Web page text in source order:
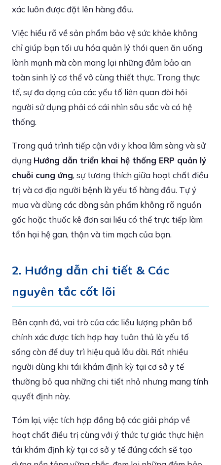
xác luôn được đặt lên hàng đầu.
Việc hiểu rõ về sản phẩm bảo vệ sức khỏe không
chỉ giúp bạn tối ưu hóa quản lý thói quen ăn uống
lành mạnh mà còn mang lại những đảm bảo an
toàn sinh lý cơ thể vô cùng thiết thực. Trong thực
tế, sự đa dạng của các yếu tố liên quan đòi hỏi
người sử dụng phải có cái nhìn sâu sắc và có hệ
thống.
Trong quá trình tiếp cận với y khoa lâm sàng và sử
dụng Hướng dẫn triển khai hệ thống ERP quản lý
chuỗi cung ứng, sự tương thích giữa hoạt chất điều
trị và cơ địa người bệnh là yếu tố hàng đầu. Tự ý
mua và dùng các dòng sản phẩm không rõ nguồn
gốc hoặc thuốc kê đơn sai liều có thể trực tiếp làm
tổn hại hệ gan, thận và tim mạch của bạn.
2. Hướng dẫn chi tiết & Các
nguyên tắc cốt lõi
Bên cạnh đó, vai trò của các liều lượng phân bổ
chính xác được tích hợp hay tuân thủ là yếu tố
sống còn để duy trì hiệu quả lâu dài. Rất nhiều
người dùng khi tái khám định kỳ tại cơ sở y tế
thường bỏ qua những chi tiết nhỏ nhưng mang tính
quyết định này.
Tóm lại, việc tích hợp đồng bộ các giải pháp về
hoạt chất điều trị cùng với ý thức tự giác thực hiện
tái khám định kỳ tại cơ sở y tế đúng cách sẽ tạo